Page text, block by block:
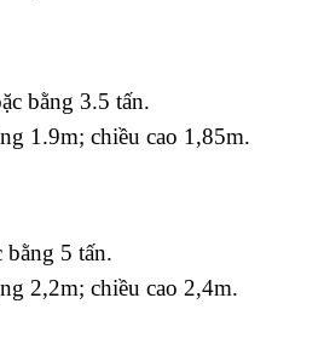
bằng 3.5 tấn.
1.9m; chiều cao 1,85m.
5 tấn.
2,2m; chiều cao 2,4m.